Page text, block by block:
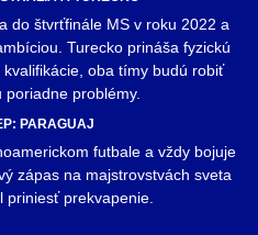
do štvrťfinále MS v roku 2022 a
Turecko prináša fyzickú
oba tímy budú robiť
poriadne problémy.
PARAGUAJ
futbale a vždy bojuje
zápas na majstrovstvách sveta
priniesť prekvapenie.